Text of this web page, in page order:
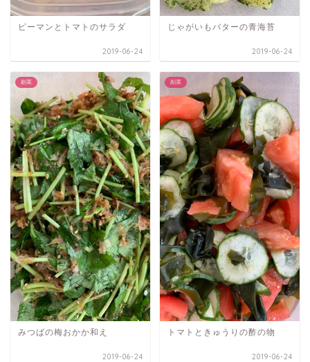
ピーマンとトマトのサラダ
2019-06-24
じゃがいもバターの青海苔
2019-06-24
副菜
みつばの梅おかか和え
2019-06-24
副菜
トマトときゅうりの酢の物
2019-06-24